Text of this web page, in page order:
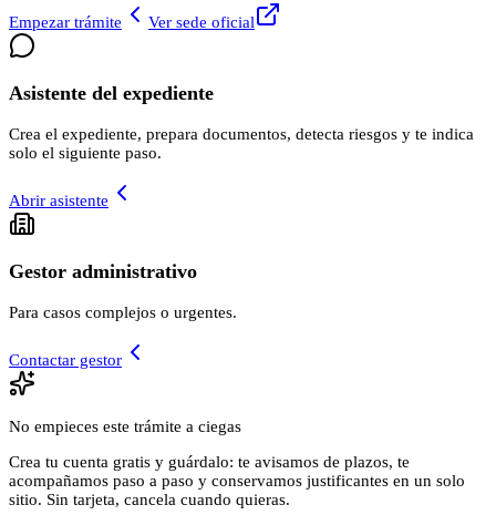
Empezar trámite Ver sede oficial
Asistente del expediente
Crea el expediente, prepara documentos, detecta riesgos y te indica
solo el siguiente paso.
Abrir asistente
Gestor administrativo
Para casos complejos o urgentes.
Contactar gestor
No empieces este trámite a ciegas
Crea tu cuenta gratis y guárdalo: te avisamos de plazos, te
acompañamos paso a paso y conservamos justificantes en un solo
sitio. Sin tarjeta, cancela cuando quieras.